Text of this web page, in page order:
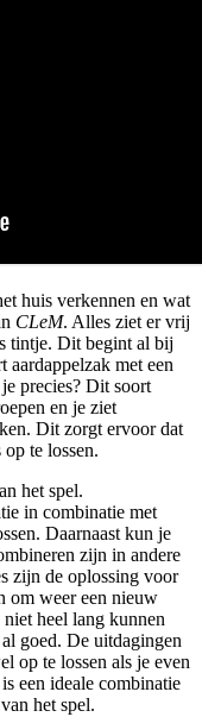
huis verkennen en wat
CLeM. Alles ziet er vrij
tintje. Dit begint al bij
aardappelzak met een
precies? Dit soort
en je ziet
Dit zorgt ervoor dat
te lossen.
het spel.
in combinatie met
Daarnaast kun je
zijn in andere
zijn de oplossing voor
om weer een nieuw
heel lang kunnen
goed. De uitdagingen
op te lossen als je even
een ideale combinatie
het spel.